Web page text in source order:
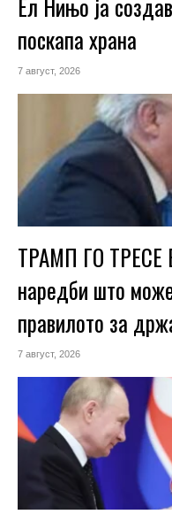
поскапа храна
7 август, 2026
ТРАМП ГО
наредби што
правилото за
7 август, 2026